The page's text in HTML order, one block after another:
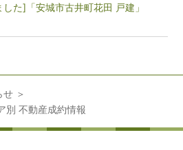
た]「安城市古井町花田 戸建」
せ
別 不動産成約情報